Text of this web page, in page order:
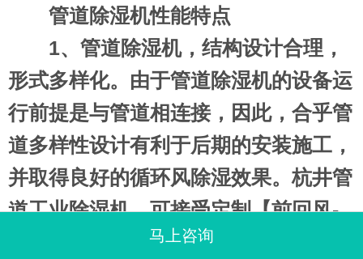
管道除湿机性能特点
1、管道除湿机，结构设计合理，
形式多样化。由于管道除湿机的设备运
行前提是与管道相连接，因此，合乎管
道多样性设计有利于后期的安装施工，
并取得良好的循环风除湿效果。杭井管
道工业除湿机，可接受定制【前回风-
前风帽送风】【前回风-顶送风】【后
马上咨询